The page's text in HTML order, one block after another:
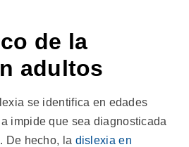
de la
adultos
se identifica en edades
impide que sea diagnosticada
De hecho, la dislexia en